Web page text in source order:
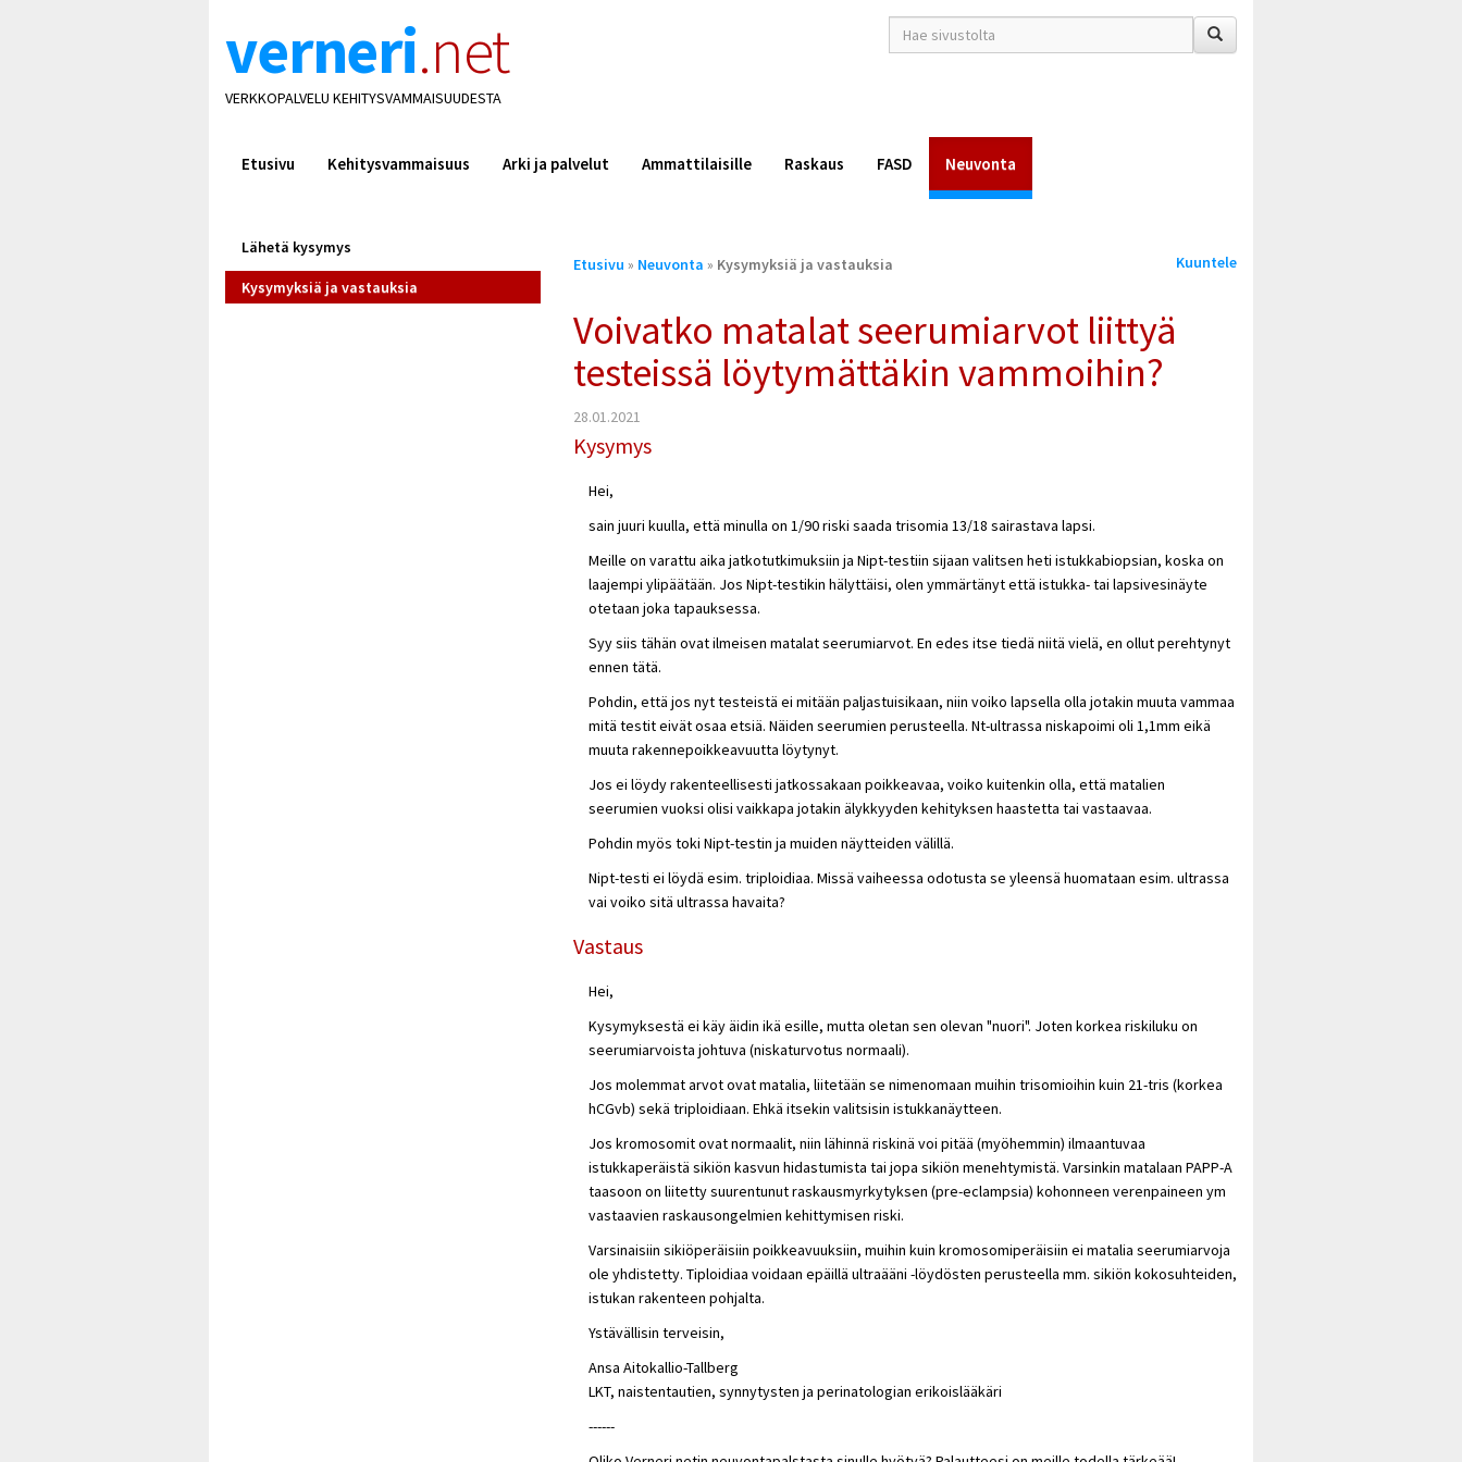
verneri.net
VERKKOPALVELU KEHITYSVAMMAISUUDESTA
hakusana(t)
*
Etusivu Kehitysvammaisuus Arki ja palvelut Ammattilaisille Raskaus FASD Neuvonta
Lähetä kysymys
Kysymyksiä ja vastauksia
Olet
Etusivu » Neuvonta » Kysymyksiä ja vastauksia Kuuntele
Voivatko matalat seerumiarvot liittyä
testeissä löytymättäkin vammoihin?
28.01.2021
Kysymys
Hei,
sain juuri kuulla, että minulla on 1/90 riski saada trisomia 13/18 sairastava lapsi.
Meille on varattu aika jatkotutkimuksiin ja Nipt-testiin sijaan valitsen heti istukkabiopsian, koska on
laajempi ylipäätään. Jos Nipt-testikin hälyttäisi, olen ymmärtänyt että istukka- tai lapsivesinäyte
otetaan joka tapauksessa.
Syy siis tähän ovat ilmeisen matalat seerumiarvot. En edes itse tiedä niitä vielä, en ollut perehtynyt
ennen tätä.
Pohdin, että jos nyt testeistä ei mitään paljastuisikaan, niin voiko lapsella olla jotakin muuta vammaa
mitä testit eivät osaa etsiä. Näiden seerumien perusteella. Nt-ultrassa niskapoimi oli 1,1mm eikä
muuta rakennepoikkeavuutta löytynyt.
Jos ei löydy rakenteellisesti jatkossakaan poikkeavaa, voiko kuitenkin olla, että matalien
seerumien vuoksi olisi vaikkapa jotakin älykkyyden kehityksen haastetta tai vastaavaa.
Pohdin myös toki Nipt-testin ja muiden näytteiden välillä.
Nipt-testi ei löydä esim. triploidiaa. Missä vaiheessa odotusta se yleensä huomataan esim. ultrassa
vai voiko sitä ultrassa havaita?
Vastaus
Hei,
Kysymyksestä ei käy äidin ikä esille, mutta oletan sen olevan "nuori". Joten korkea riskiluku on
seerumiarvoista johtuva (niskaturvotus normaali).
Jos molemmat arvot ovat matalia, liitetään se nimenomaan muihin trisomioihin kuin 21-tris (korkea
hCGvb) sekä triploidiaan. Ehkä itsekin valitsisin istukkanäytteen.
Jos kromosomit ovat normaalit, niin lähinnä riskinä voi pitää (myöhemmin) ilmaantuvaa
istukkaperäistä sikiön kasvun hidastumista tai jopa sikiön menehtymistä. Varsinkin matalaan PAPP-A
taasoon on liitetty suurentunut raskausmyrkytyksen (pre-eclampsia) kohonneen verenpaineen ym
vastaavien raskausongelmien kehittymisen riski.
Varsinaisiin sikiöperäisiin poikkeavuuksiin, muihin kuin kromosomiperäisiin ei matalia seerumiarvoja
ole yhdistetty. Tiploidiaa voidaan epäillä ultraääni -löydösten perusteella mm. sikiön kokosuhteiden,
istukan rakenteen pohjalta.
Ystävällisin terveisin,
Ansa Aitokallio-Tallberg
LKT, naistentautien, synnytysten ja perinatologian erikoislääkäri
------